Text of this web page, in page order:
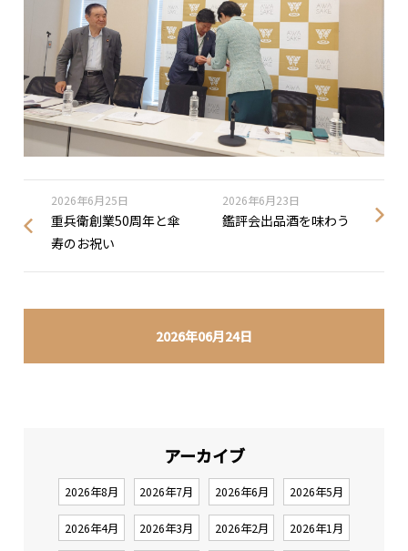
2026年06月24日
2026年6月25日
重兵衛創業50周年と傘
寿のお祝い
2026年6月23日
鑑評会出品酒を味わう
アーカイブ
2026年8月 2026年7月 2026年6月 2026年5月
2026年4月 2026年3月 2026年2月 2026年1月